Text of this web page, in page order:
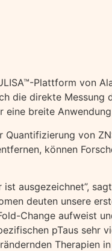
Plattform von
direkte Messung
breite
von
können
ausgezeichnet”,
deuten unsere
Change aufweist
pTaus
Therapien in